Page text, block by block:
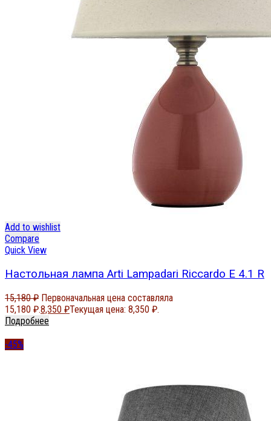
Add to wishlist
Compare
Quick View
Настольная лампа Arti Lampadari Riccardo E 4.1 R
15,180₽ Первоначальная цена составляла
15,180 ₽.8,350 ₽Текущая цена: 8,350 ₽.
Подробнее
-45%